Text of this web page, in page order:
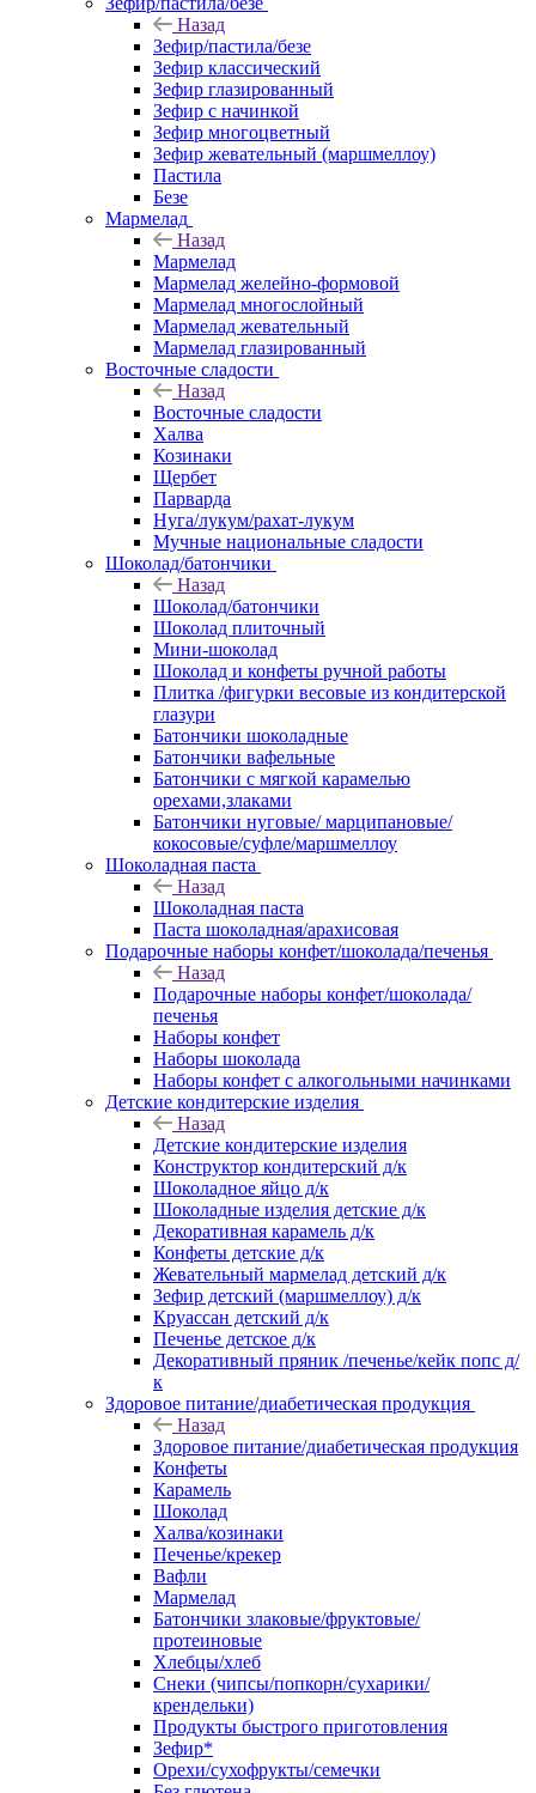
Назад
Зефир/пастила/безе
Зефир классический
Зефир глазированный
Зефир с начинкой
Зефир многоцветный
Зефир жевательный (маршмеллоу)
Пастила
Безе
Мармелад
Назад
Мармелад
Мармелад желейно-формовой
Мармелад многослойный
Мармелад жевательный
Мармелад глазированный
Восточные сладости
Назад
Восточные сладости
Халва
Козинаки
Щербет
Парварда
Нуга/лукум/рахат-лукум
Мучные национальные сладости
Шоколад/батончики
Назад
Шоколад/батончики
Шоколад плиточный
Мини-шоколад
Шоколад и конфеты ручной работы
Плитка /фигурки весовые из кондитерской
глазури
Батончики шоколадные
Батончики вафельные
Батончики с мягкой карамелью
орехами,злаками
Батончики нуговые/ марципановые/
кокосовые/суфле/маршмеллоу
Шоколадная паста
Назад
Шоколадная паста
Паста шоколадная/арахисовая
Подарочные наборы конфет/шоколада/печенья
Назад
Подарочные наборы конфет/шоколада/
печенья
Наборы конфет
Наборы шоколада
Наборы конфет с алкогольными начинками
Детские кондитерские изделия
Назад
Детские кондитерские изделия
Конструктор кондитерский д/к
Шоколадное яйцо д/к
Шоколадные изделия детские д/к
Декоративная карамель д/к
Конфеты детские д/к
Жевательный мармелад детский д/к
Зефир детский (маршмеллоу) д/к
Круассан детский д/к
Печенье детское д/к
Декоративный пряник /печенье/кейк попс д/
к
Здоровое питание/диабетическая продукция
Назад
Здоровое питание/диабетическая продукция
Конфеты
Карамель
Шоколад
Халва/козинаки
Печенье/крекер
Вафли
Мармелад
Батончики злаковые/фруктовые/
протеиновые
Хлебцы/хлеб
Снеки (чипсы/попкорн/сухарики/
крендельки)
Продукты быстрого приготовления
Зефир*
Орехи/сухофрукты/семечки